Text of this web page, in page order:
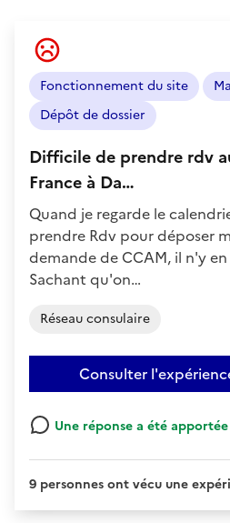
Difficile de prendre rdv
France à Da…
l'usager
:
Fonctionnement du site
Dépôt de dossier
Quand je regarde le
prendre Rdv pour déposer
demande de CCAM, il n'y
Sachant qu'on…
Réseau consulaire
Consulter
Une réponse a été
9 personnes ont vécu une